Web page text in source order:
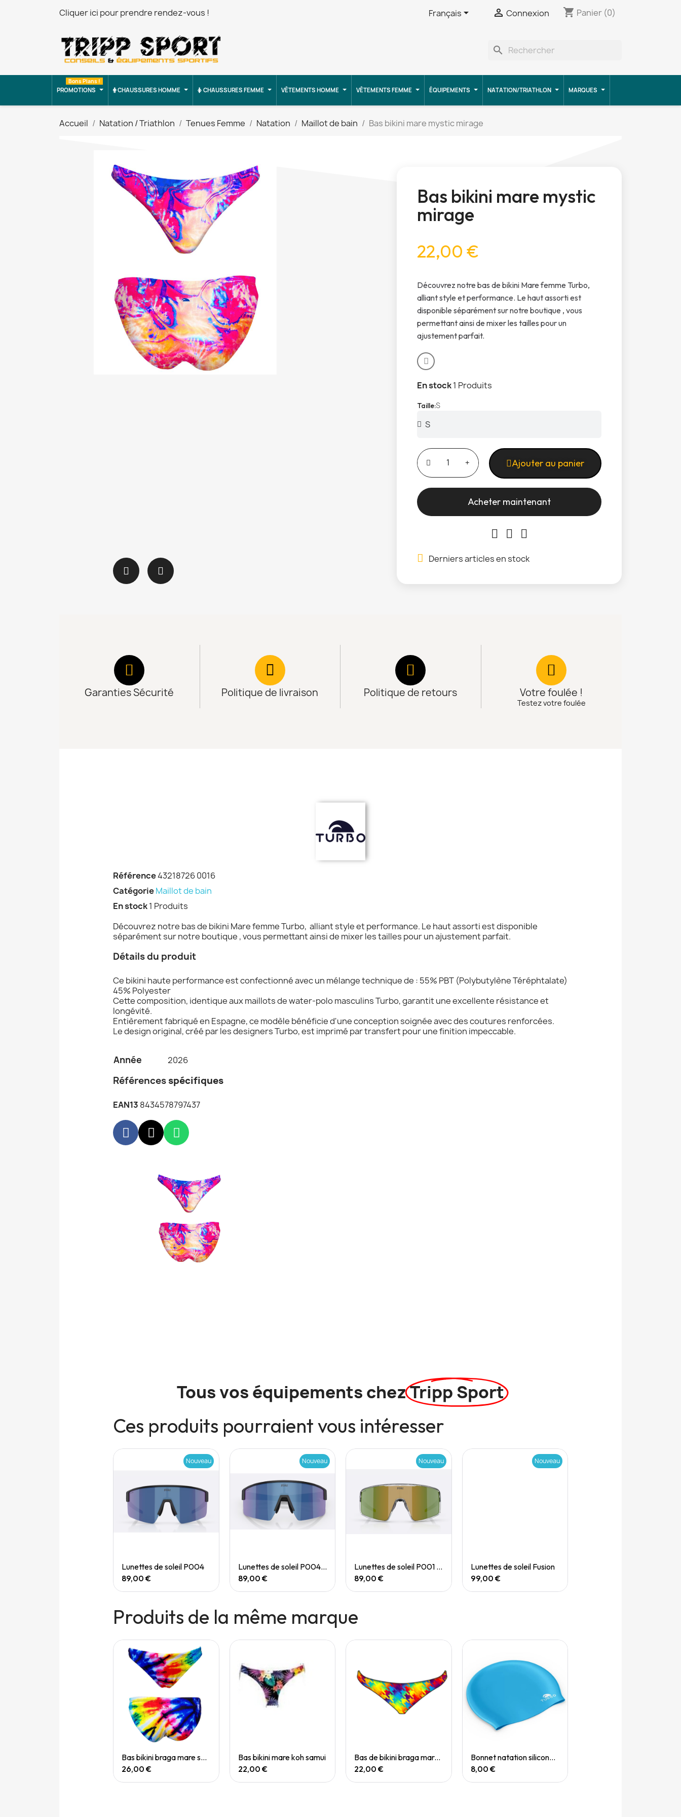
Cliquer ici pour prendre rendez-vous ! Français  Connexion shopping_cart Panier (0)
search
PROMOTIONS
Bons Plans !
CHAUSSURES HOMME CHAUSSURES FEMME VÊTEMENTS HOMME VÊTEMENTS FEMME ÉQUIPEMENTS NATATION/TRIATHLON MARQUES
Accueil Natation / Triathlon Tenues Femme Natation Maillot de bain Bas bikini mare mystic mirage
Bas bikini mare mystic
mirage
22,00 €
Découvrez notre bas de bikini Mare femme Turbo,
alliant style et performance. Le haut assorti est
disponible séparément sur notre boutique , vous
permettant ainsi de mixer les tailles pour un
ajustement parfait.
En stock1 Produits
TailleS
Ajouter au panier
Acheter maintenant
Derniers articles en stock
Garanties Sécurité Politique de livraison Politique de retours Votre foulée !
Testez votre foulée
Référence43218726 0016
CatégorieMaillot de bain
En stock1 Produits
Découvrez notre bas de bikini Mare femme Turbo, alliant style et performance. Le haut assorti est disponible
séparément sur notre boutique , vous permettant ainsi de mixer les tailles pour un ajustement parfait.
Détails du produit
Ce bikini haute performance est confectionné avec un mélange technique de : 55% PBT (Polybutylène Téréphtalate)
45% Polyester
Cette composition, identique aux maillots de water-polo masculins Turbo, garantit une excellente résistance et
longévité.
Entièrement fabriqué en Espagne, ce modèle bénéficie d'une conception soignée avec des coutures renforcées.
Le design original, créé par les designers Turbo, est imprimé par transfert pour une finition impeccable.
Année 2026
Références spécifiques
EAN13 8434578797437
Tous vos équipements chezTripp Sport
Ces produits pourraient vous intéresser
Quick View
Nouveau
Lunettes de soleil P004
89,00 €
Quick View
Nouveau
Lunettes de soleil P004 Small
89,00 €
Quick View
Nouveau
Lunettes de soleil P001 Small
89,00 €
Quick View
Nouveau
Lunettes de soleil Fusion
99,00 €
Produits de la même marque
Quick View
Bas bikini braga mare swirl
26,00 €
Quick View
Bas bikini mare koh samui
22,00 €
Quick View
Bas de bikini braga mare chevi rainbow
22,00 €
Quick View
Bonnet natation silicone Bleu ciel
8,00 €